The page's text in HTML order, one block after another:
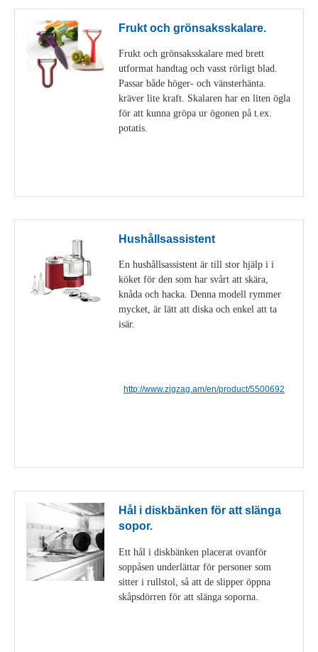
Frukt och grönsaksskalare.
Frukt och grönsaksskalare med brett
utformat handtag och vasst rörligt blad.
Passar både höger- och vänsterhänta.
kräver lite kraft. Skalaren har en liten ögla
för att kunna gröpa ur ögonen på t.ex.
potatis.
Hushållsassistent
En hushållsassistent är till stor hjälp i i
köket för den som har svårt att skära,
knåda och hacka. Denna modell rymmer
mycket, är lätt att diska och enkel att ta
isär.
http://www.zigzag.am/en/product/5500692
Hål i diskbänken för att slänga
sopor.
Ett hål i diskbänken placerat ovanför
soppåsen underlättar för personer som
sitter i rullstol, så att de slipper öppna
skåpsdörren för att slänga soporna.